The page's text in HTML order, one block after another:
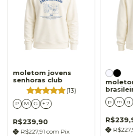
moletom jovens
senhoras club
(13)
P M G + 2
R$239,90
R$227,91 com Pix
de ser
p m g